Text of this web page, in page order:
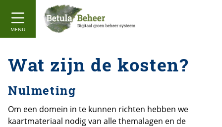
MENU
Wat zijn de kosten?
Nulmeting
Om een domein in te kunnen richten hebben we
kaartmateriaal nodig van alle themalagen en de